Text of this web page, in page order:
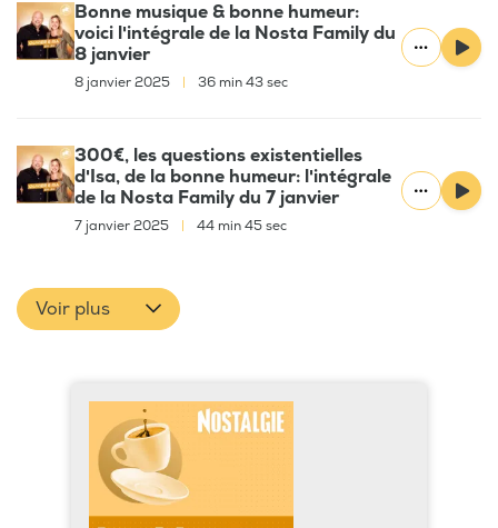
Bonne musique & bonne humeur:
voici l'intégrale de la Nosta Family du
8 janvier
8 janvier 2025 36 min 43 sec
300€, les questions existentielles
d'Isa, de la bonne humeur: l'intégrale
de la Nosta Family du 7 janvier
7 janvier 2025 44 min 45 sec
Voir plus